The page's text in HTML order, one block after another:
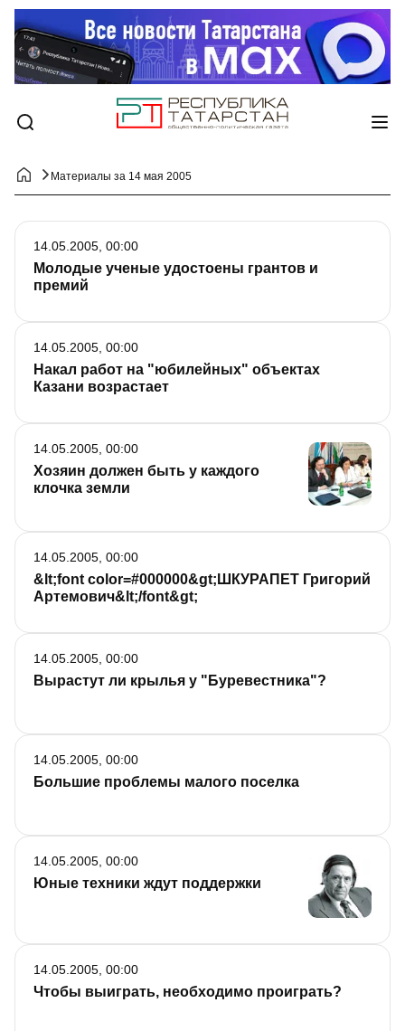
Материалы за 14 мая 2005
Молодые ученые удостоены грантов и
премий
14.05.2005, 00:00
Накал работ на "юбилейных" объектах
Казани возрастает
14.05.2005, 00:00
Хозяин должен быть у каждого
клочка земли
14.05.2005, 00:00
&lt;font color=#000000&gt;ШКУРАПЕТ Григорий
Артемович&lt;/font&gt;
14.05.2005, 00:00
Вырастут ли крылья у "Буревестника"?
14.05.2005, 00:00
Большие проблемы малого поселка
14.05.2005, 00:00
Юные техники ждут поддержки
14.05.2005, 00:00
Чтобы выиграть, необходимо проиграть?
14.05.2005, 00:00